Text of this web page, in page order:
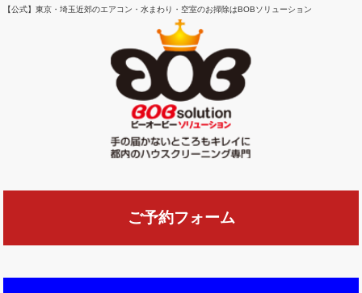
【公式】東京・埼玉近郊のエアコン・水まわり・空室のお掃除はBOBソリューション
ご予約フォーム